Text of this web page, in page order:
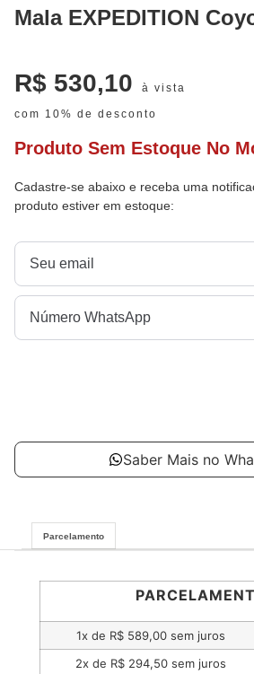
Mala EXPEDITION
R$ 530,10 à vista
com 10% de desconto
Produto Sem Estoque No
Cadastre-se abaixo e receba uma
produto estiver em estoque:
Saber Mais no
Parcelamento
1x de R$ 589,00 sem juros
2x de R$ 294,50 sem juros